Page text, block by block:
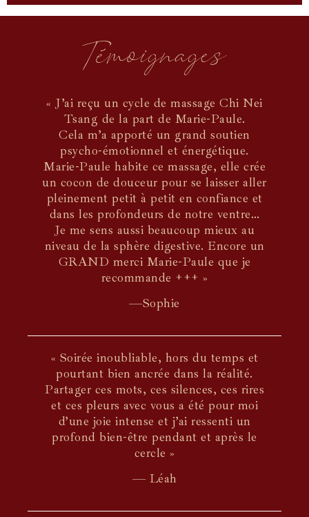
Témoignages
« J’ai reçu un cycle de massage Chi Nei
Tsang de la part de Marie-Paule.
Cela m’a apporté un grand soutien
psycho-émotionnel et énergétique.
Marie-Paule habite ce massage, elle crée
un cocon de douceur pour se laisser aller
pleinement petit à petit en confiance et
dans les profondeurs de notre ventre…
Je me sens aussi beaucoup mieux au
niveau de la sphère digestive. Encore un
GRAND merci Marie-Paule que je
recommande +++ »
—Sophie
« Soirée inoubliable, hors du temps et
pourtant bien ancrée dans la réalité.
Partager ces mots, ces silences, ces rires
et ces pleurs avec vous a été pour moi
d’une joie intense et j’ai ressenti un
profond bien-être pendant et après le
cercle »
— Léah